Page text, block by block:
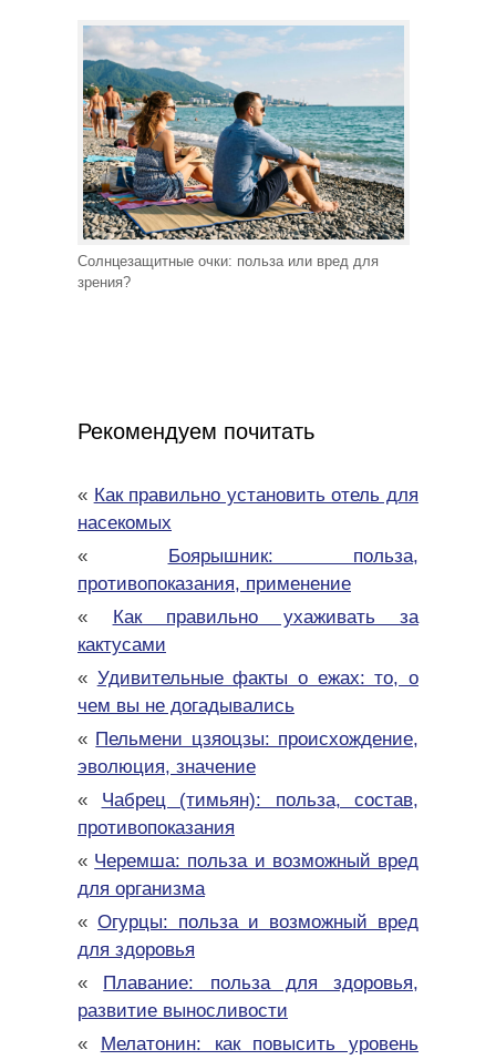
Солнцезащитные очки: польза или вред для
зрения?
Рекомендуем почитать
« Как правильно установить отель для
насекомых
« Боярышник: польза,
противопоказания, применение
« Как правильно ухаживать за
кактусами
« Удивительные факты о ежах: то, о
чем вы не догадывались
« Пельмени цзяоцзы: происхождение,
эволюция, значение
« Чабрец (тимьян): польза, состав,
противопоказания
« Черемша: польза и возможный вред
для организма
« Огурцы: польза и возможный вред
для здоровья
« Плавание: польза для здоровья,
развитие выносливости
« Мелатонин: как повысить уровень